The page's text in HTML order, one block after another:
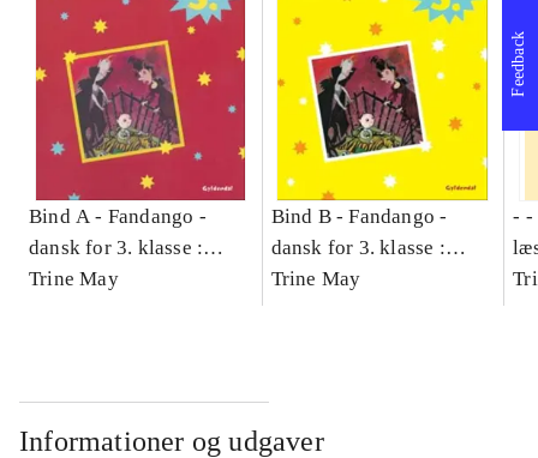
Bind A - Fandango -
dansk for 3. klasse :
grundbog -- Arbejdsbog.
Trine May
Bind B -Fandango -
dansk for 3. klasse :
grundbog -- Arbejdsbog.
Trine May
- -
-
Informationer og udgaver
Feedback